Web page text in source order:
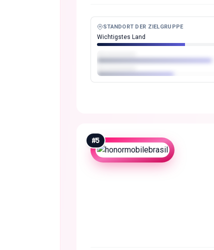
STANDORT DER ZIELGRUPPE
Wichtigstes Land
#5